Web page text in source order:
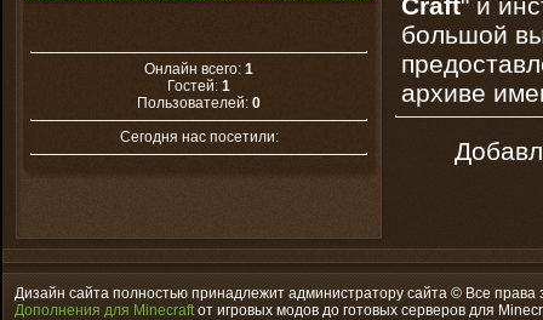
Онлайн всего: 1
Гостей: 1
Пользователей: 0
Сегодня нас посетили:
большой
архиве
Дизайн сайта полностью принадлежит администратору сайта © Все
Дополнения для Minecraftот игровых модов до готовых серверов для